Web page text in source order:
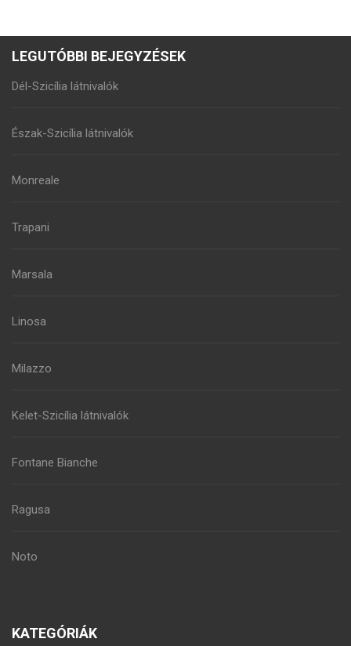
LEGUTÓBBI BEJEGYZÉSEK
Dél-Szicília látnivalók
Észak-Szicília látnivalók
Monreale
Trapani
Marsala
Linosa
Milazzo
Kelet-Szicília látnivalók
Fontane Bianche
Ragusa
Noto
KATEGÓRIÁK